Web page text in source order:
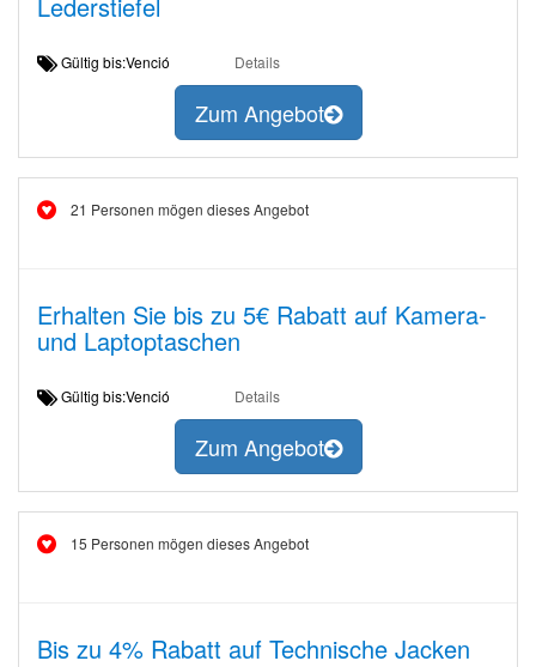
Gültig bis:Venció Details
Zum Angebot
21 Personen mögen dieses Angebot
Erhalten Sie bis zu 5€ Rabatt auf Kamera-
und Laptoptaschen
Gültig bis:Venció Details
Zum Angebot
15 Personen mögen dieses Angebot
Bis zu 4% Rabatt auf Technische Jacken